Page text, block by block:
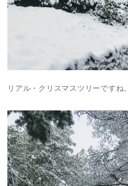
リアル・クリスマスツリーですね。